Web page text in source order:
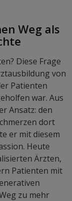
Weg als
Diese Frage
von
Patienten
war. Aus
Ansatz: den
dort
er mit diesem
Heute
Ärzten,
Patienten mit
zu mehr